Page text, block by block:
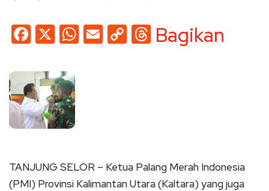
Facebook
X WhatsApp
EmailCopyThreads
Bagikan
TANJUNG SELOR – Ketua Palang Merah Indonesia
(PMI) Provinsi Kalimantan Utara (Kaltara) yang juga